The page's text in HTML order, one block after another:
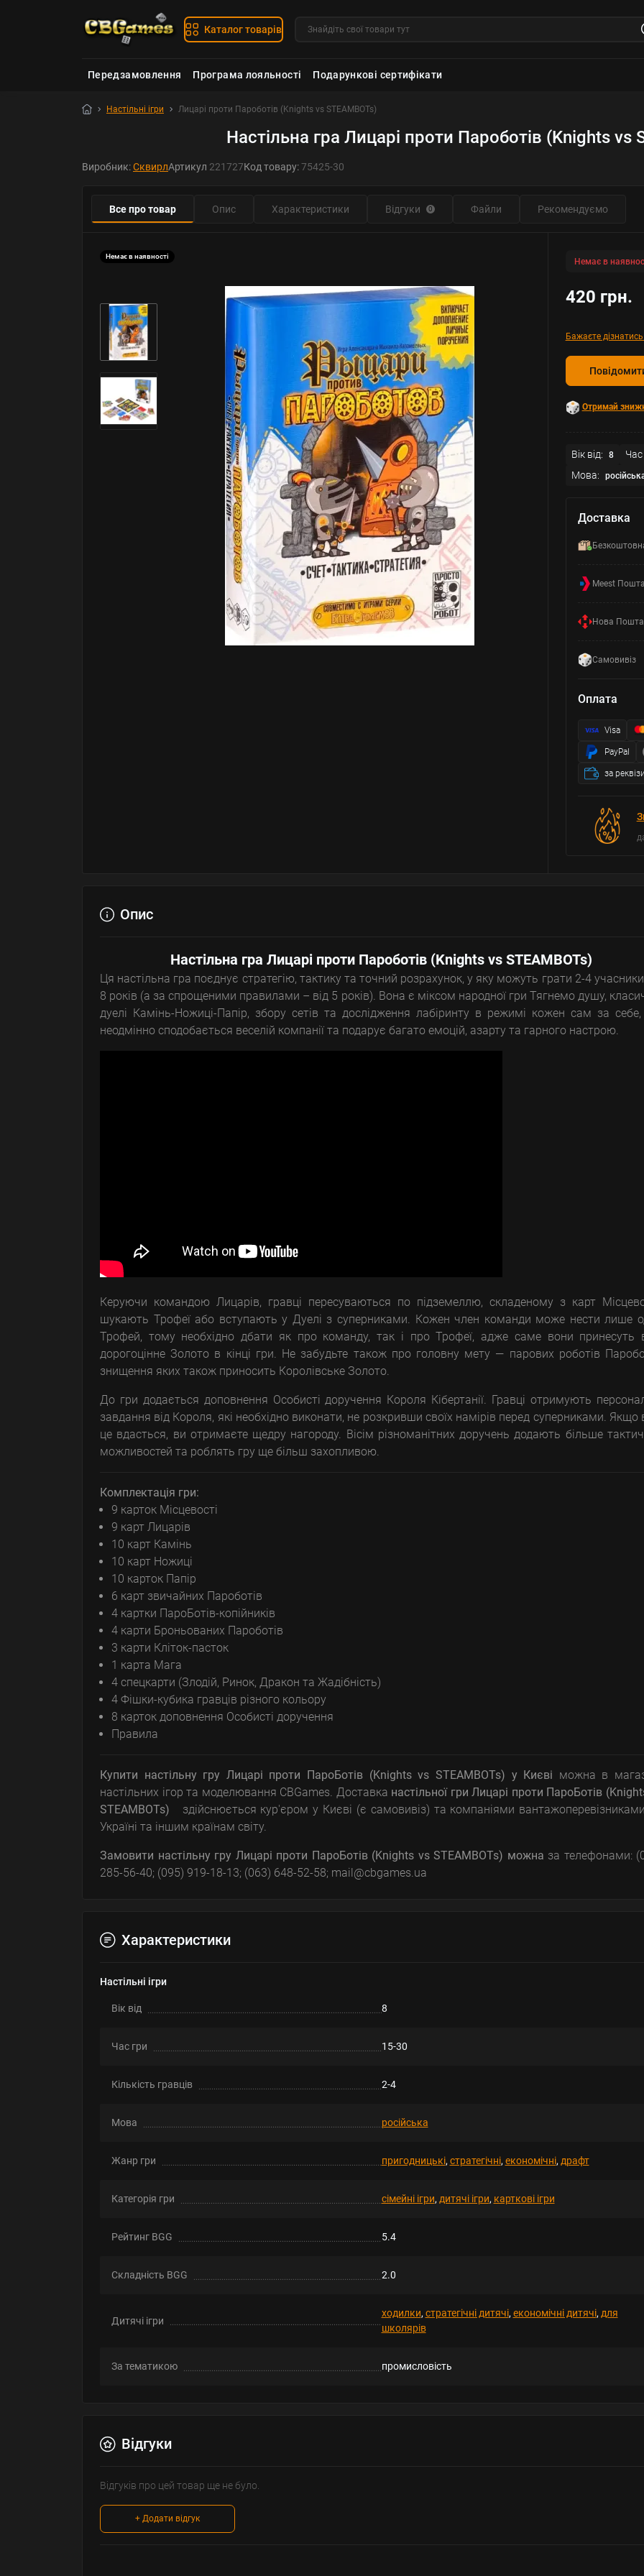
Каталог товарів
Передзамовлення Програма лояльності Подарункові сертифікати
Настільні ігри Лицарі проти Пароботів (Knights vs STEAMBOTs)
Настільна гра Лицарі проти Пароботів (Knights vs
Виробник:СквирлАртикул 221727Код товару:75425-30
Все про товар Опис Характеристики Відгуки 0 Файли Рекомендуємо
Немає в наявності Немає в
420 грн.
Бажаєте
Отримай
Вік від: 8 Час
Мова:
Доставка
Meest Пошта
Нова Пошта
Самовивіз
Оплата
Visa
PayPal
за
Опис
Настільна гра Лицарі проти Пароботів (Knights vs STEAMBOTs)
Ця настільна гра поєднує стратегію, тактику та точний розрахунок, у яку можуть грати 2-4 учасники
8 років (а за спрощеними правилами – від 5 років). Вона є міксом народної гри Тягнемо душу,
дуелі Камінь-Ножиці-Папір, збору сетів та дослідження лабіринту в режимі кожен сам за
неодмінно сподобається веселій компанії та подарує багато емоцій, азарту та гарного настрою.
Керуючи командою Лицарів, гравці пересуваються по підземеллю, складеному з карт
шукають Трофеї або вступають у Дуелі з суперниками. Кожен член команди може нести лише
Трофей, тому необхідно дбати як про команду, так і про Трофеї, адже саме вони принесуть
дорогоцінне Золото в кінці гри. Не забудьте також про головну мету — парових роботів
знищення яких також приносить Королівське Золото.
До гри додається доповнення Особисті доручення Короля Кібертанії. Гравці отримують
завдання від Короля, які необхідно виконати, не розкривши своїх намірів перед суперниками. Якщо
це вдасться, ви отримаєте щедру нагороду. Вісім різноманітних доручень додають більше
можливостей та роблять гру ще більш захопливою.
Комплектація гри:
9 карток Місцевості
9 карт Лицарів
10 карт Камінь
10 карт Ножиці
10 карток Папір
6 карт звичайних Пароботів
4 картки ПароБотів-копійників
4 карти Броньованих Пароботів
3 карти Кліток-пасток
1 карта Мага
4 спецкарти (Злодій, Ринок, Дракон та Жадібність)
4 Фішки-кубика гравців різного кольору
8 карток доповнення Особисті доручення
Правила
Купити настільну гру Лицарі проти ПароБотів (Knights vs STEAMBOTs) у Києві можна в
настільних ігор та моделювання CBGames. Доставка настільної гри Лицарі проти ПароБотів
STEAMBOTs)
здійснюється кур'єром у Києві (є самовивіз) та компаніями
Україні та іншим країнам світу.
Замовити настільну гру Лицарі проти ПароБотів (Knights vs STEAMBOTs) можна за телефонами:
285-56-40; (095) 919-18-13; (063) 648-52-58; mail@cbgames.ua
Характеристики
Настільні ігри
Вік від 8
Час гри 15-30
Кількість гравців 2-4
Мова російська
Жанр гри пригодницькі, стратегічні, економічні, драфт
Категорія гри сімейні ігри, дитячі ігри, карткові ігри
Рейтинг BGG 5.4
Складність BGG 2.0
Дитячі ігри
ходилки, стратегічні дитячі, економічні дитячі, для
школярів
За тематикою промисловість
Відгуки
Відгуків про цей товар ще не було.
+ Додати відгук